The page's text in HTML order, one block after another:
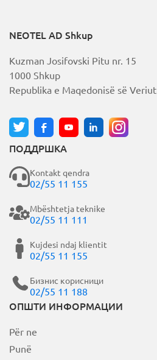
r
n
t
i
v
e
NEOTEL AD Shkup
Kuzman Josifovski Pitu nr. 15
1000 Shkup
Republika e Maqedonisë së Veriut
ПОДДРШКА
Kontakt qendra
02/55 11 155
Mbështetja teknike
02/55 11 111
Kujdesi ndaj klientit
02/55 11 155
Бизнис корисници
02/55 11 188
ОПШТИ ИНФОРМАЦИИ
Për ne
Punë